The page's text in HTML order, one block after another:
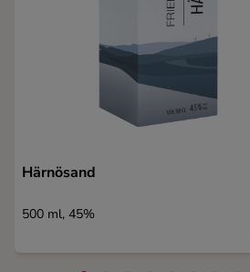
Härnösand
500 ml, 45%